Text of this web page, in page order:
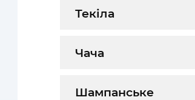
Текіла
Чача
Шампанське